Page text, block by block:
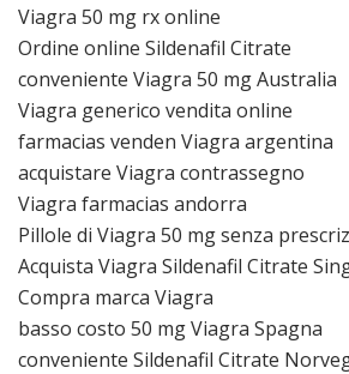
Viagra 50 mg rx online
Ordine online Sildenafil Citrate
conveniente Viagra 50 mg Australia
Viagra generico vendita online
farmacias venden Viagra argentina
acquistare Viagra contrassegno
Viagra farmacias andorra
Pillole di Viagra 50 mg senza
Acquista Viagra Sildenafil Citrate
Compra marca Viagra
basso costo 50 mg Viagra Spagna
conveniente Sildenafil Citrate